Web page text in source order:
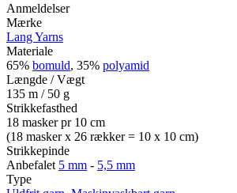
Anmeldelser
Mærke
Lang Yarns
Materiale
65% bomuld, 35% polyamid
Længde / Vægt
135 m / 50 g
Strikkefasthed
18 masker pr 10 cm
(18 masker x 26 rækker = 10 x 10 cm)
Strikkepinde
Anbefalet 5 mm - 5,5 mm
Type